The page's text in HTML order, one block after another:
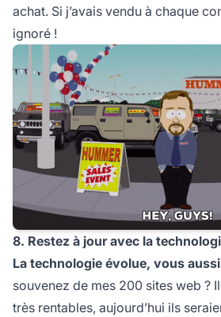
achat. Si j’avais vendu à chaque
ignoré !
8. Restez à jour avec la
La technologie évolue, vous
souvenez de mes 200 sites web ?
très rentables, aujourd’hui ils